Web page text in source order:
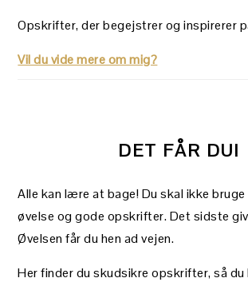
Opskrifter, der begejstrer og inspirerer
Vil du vide mere om mig?
DET FÅR DU!
Alle kan lære at bage! Du skal ikke
øvelse og gode opskrifter. Det sidste
Øvelsen får du hen ad vejen.
Her finder du skudsikre opskrifter, så du